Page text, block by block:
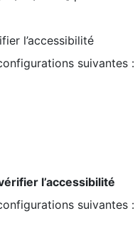
l’accessibilité
suivantes :
l’accessibilité
suivantes :